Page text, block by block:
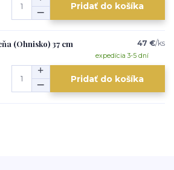
Pridať do košíka
(Ohnisko) 37 cm 47 €/ks
expedícia 3-5 dní
Pridať do košíka